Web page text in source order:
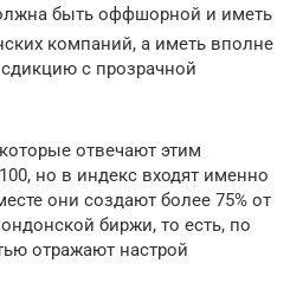
быть оффшорной и иметь
компаний, а иметь вполне
с прозрачной
отвечают этим
но в индекс входят именно
они создают более 75% от
биржи, то есть, по
отражают настрой